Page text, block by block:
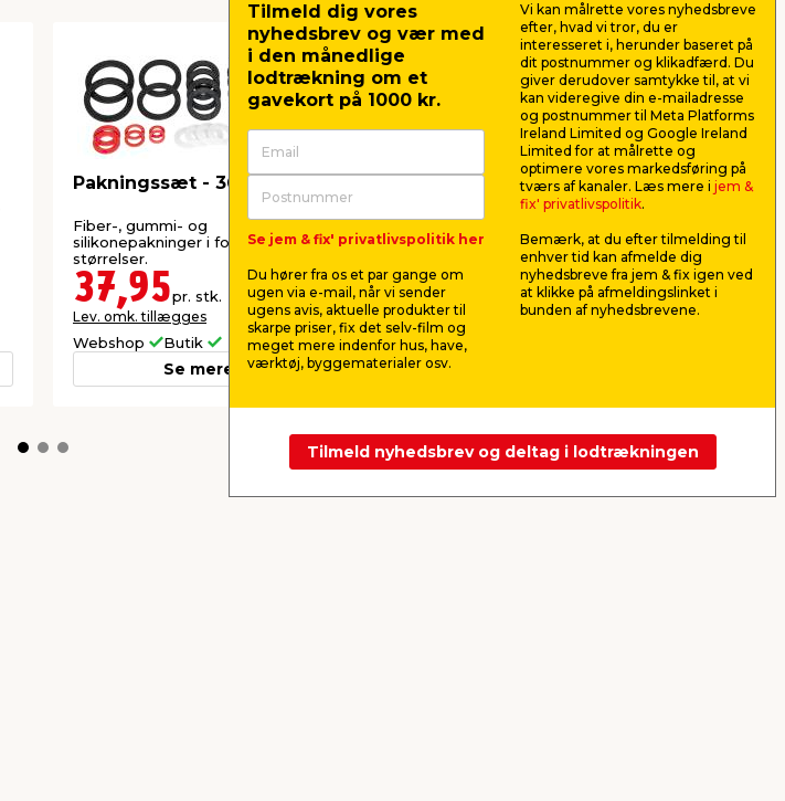
Pakningssæt - 36 stk.
Fiber-, gummi- og
silikonepakninger i forskellige
størrelser.
37,95pr. stk.
Lev. omk. tillægges
Webshop Butik
Se mere
Vandlås t/håndvask 1 1/4"
Vandlås t/håndvask 1 1/4" x 32/40
mm. Slange 80 cm hvid plast.
94,00 pr. stk.
Lev. omk. tillægges
Webshop
af alle typer
Lev. omk.
Næste
Tilmeld dig vores
nyhedsbrev og vær med
i den månedlige
lodtrækning om et
gavekort på 1000 kr.
Se jem & fix' privatlivspolitik her
Du hører fra os et par gange om
ugen via e-mail, når vi sender
ugens avis, aktuelle produkter til
skarpe priser, fix det selv-film og
meget mere indenfor hus, have,
værktøj, byggematerialer osv.
Vi kan målrette vores nyhedsbreve
efter, hvad vi tror, du er
interesseret i, herunder baseret på
dit postnummer og klikadfærd. Du
giver derudover samtykke til, at vi
kan videregive din e-mailadresse
og postnummer til Meta Platforms
Ireland Limited og Google Ireland
Limited for at målrette og
optimere vores markedsføring på
tværs af kanaler. Læs mere i jem &
fix' privatlivspolitik.
Bemærk, at du efter tilmelding til
enhver tid kan afmelde dig
nyhedsbreve fra jem & fix igen ved
at klikke på afmeldingslinket i
bunden af nyhedsbrevene.
Tilmeld nyhedsbrev og deltag i lodtrækningen